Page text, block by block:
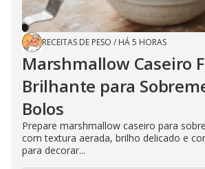
RECEITAS DE PESO / HÁ 5 HORAS
Marshmallow Caseiro
Brilhante para
Bolos
Prepare marshmallow caseiro para
com textura aerada, brilho delicado e
para decorar...